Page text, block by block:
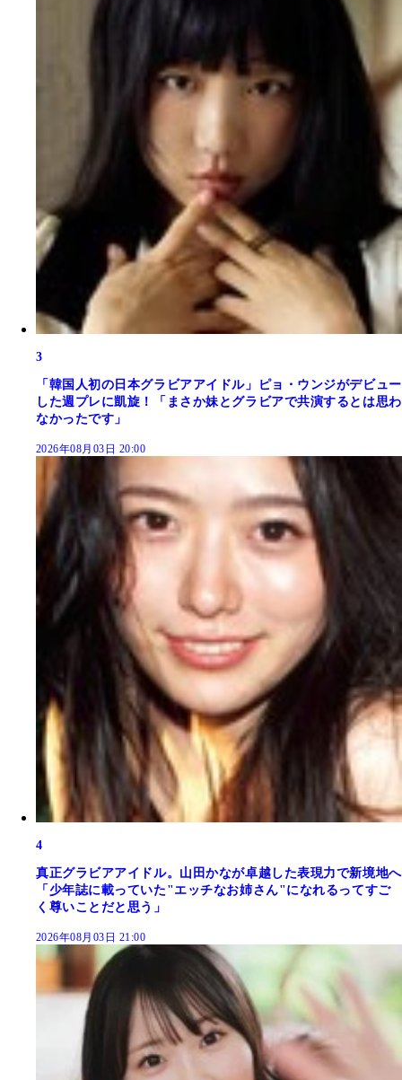
3
「韓国人初の日本グラビアアイドル」ピョ・ウンジがデビュー
した週プレに凱旋！「まさか妹とグラビアで共演するとは思わ
なかったです」
2026年08月03日 20:00
4
真正グラビアアイドル。山田かなが卓越した表現力で新境地へ
「少年誌に載っていた"エッチなお姉さん"になれるってすご
く尊いことだと思う」
2026年08月03日 21:00